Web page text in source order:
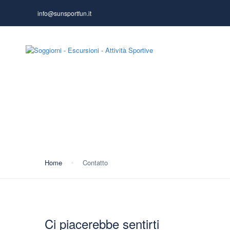
info@sunsportfun.it
Home Contatto
Ci piacerebbe sentirti